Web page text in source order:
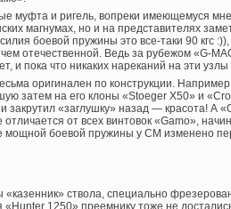
муфта и ригель, вопреки имеющемуся
магнумах, но и на представителях
боевой пружины это все-таки 90 кгс
отечественной. Ведь за рубежом «G-
и пока что никаких нареканий на эти
оригинален по конструкции.
затем на его клоны «Stoeger Х50» и
закрутил «заглушку» назад — красота! А
отличается от всех винтовок «Gamo»,
мощной боевой пружины у СМ изменено
ствола, специально
1250» преемнику тоже не